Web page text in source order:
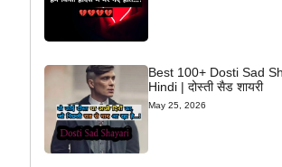
Best 100+ Dosti Sad
Hindi | दोस्ती सैड शायरी
May 25, 2026